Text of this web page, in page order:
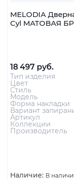
MELODIA
Cyl МАТОВАЯ
18 497 руб.
Тип изделия
Цвет
Стиль
Модель
Форма накладки
Вариант
Артикул
Коллекции
Производитель
Наличие: В